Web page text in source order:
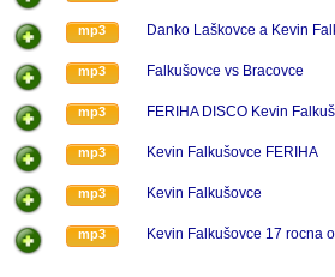
mp3 Danko Laškovce a Kevin
mp3 Falkušovce vs Bracovce
mp3 FERIHA DISCO Kevin
mp3 Kevin Falkušovce FERIHA
mp3 Kevin Falkušovce
mp3 Kevin Falkušovce 17 rocna